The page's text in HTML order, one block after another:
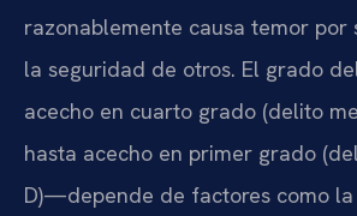
razonablemente causa temor por
la seguridad de otros. El grado
acecho en cuarto grado (delito
hasta acecho en primer grado
D)—depende de factores como la